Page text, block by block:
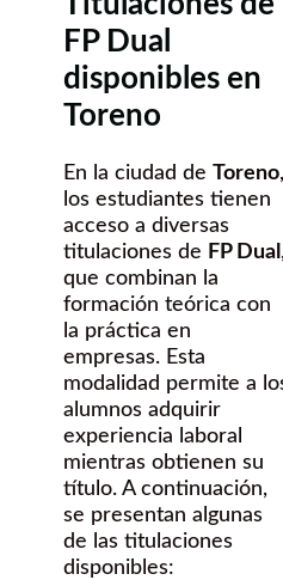
FP Dual
disponibles en
Toreno
En la ciudad de Toreno,
los estudiantes tienen
acceso a diversas
titulaciones de FP Dual
que combinan la
formación teórica con
la práctica en
empresas. Esta
modalidad permite a
alumnos adquirir
experiencia laboral
mientras obtienen su
título. A continuación,
se presentan algunas
de las titulaciones
disponibles: